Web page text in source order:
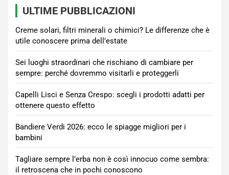
ULTIME PUBBLICAZIONI
Creme solari, filtri minerali o chimici? Le differenze che è
utile conoscere prima dell’estate
Sei luoghi straordinari che rischiano di cambiare per
sempre: perché dovremmo visitarli e proteggerli
Capelli Lisci e Senza Crespo: scegli i prodotti adatti per
ottenere questo effetto
Bandiere Verdi 2026: ecco le spiagge migliori per i
bambini
Tagliare sempre l’erba non è così innocuo come sembra:
il retroscena che in pochi conoscono